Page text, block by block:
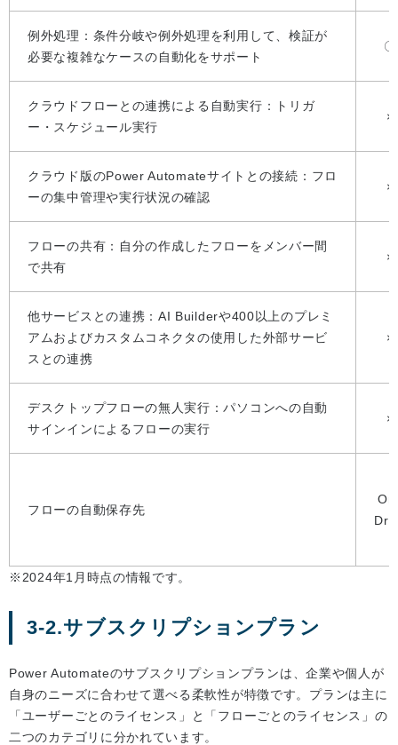
例外処理：条件分岐や例外処理を利用して、検証が
必要な複雑なケースの自動化をサポート
〇
クラウドフローとの連携による自動実行：トリガ
ー・スケジュール実行
×
クラウド版のPower Automateサイトとの接続：フロ
ーの集中管理や実行状況の確認
×
フローの共有：自分の作成したフローをメンバー間
で共有
×
他サービスとの連携：AI Builderや400以上のプレミ
アムおよびカスタムコネクタの使用した外部サービ
スとの連携
×
デスクトップフローの無人実行：パソコンへの自動
サインインによるフローの実行
×
フローの自動保存先
※2024年1月時点の情報です。
3-2.サブスクリプションプラン
Power Automateのサブスクリプションプランは、企業や個人が
自身のニーズに合わせて選べる柔軟性が特徴です。プランは主に
「ユーザーごとのライセンス」と「フローごとのライセンス」の
二つのカテゴリに分かれています。